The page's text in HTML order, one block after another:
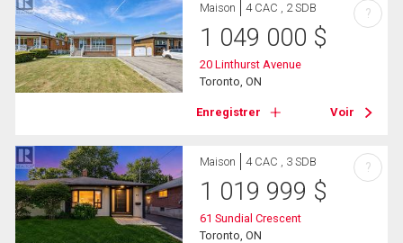
Maison 4 CAC , 2 SDB
1 049 000 $
20 Linthurst Avenue
Toronto, ON
Enregistrer Voir
?
Maison 4 CAC , 3 SDB
1 019 999 $
61 Sundial Crescent
Toronto, ON
?